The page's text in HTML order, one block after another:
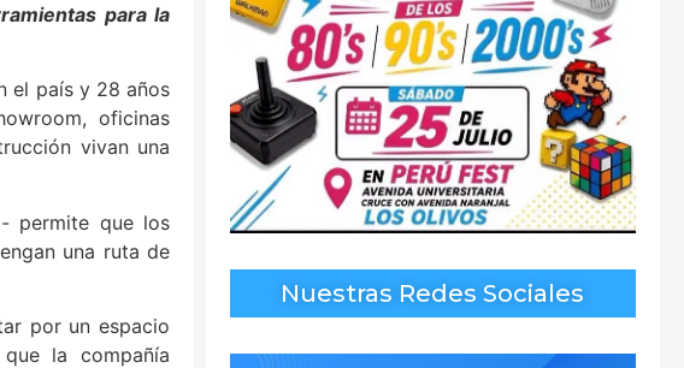
para la
el país y 28 años
oficinas
vivan una
permite que los
una ruta de
por un espacio
la compañía
Nuestras Redes Sociales